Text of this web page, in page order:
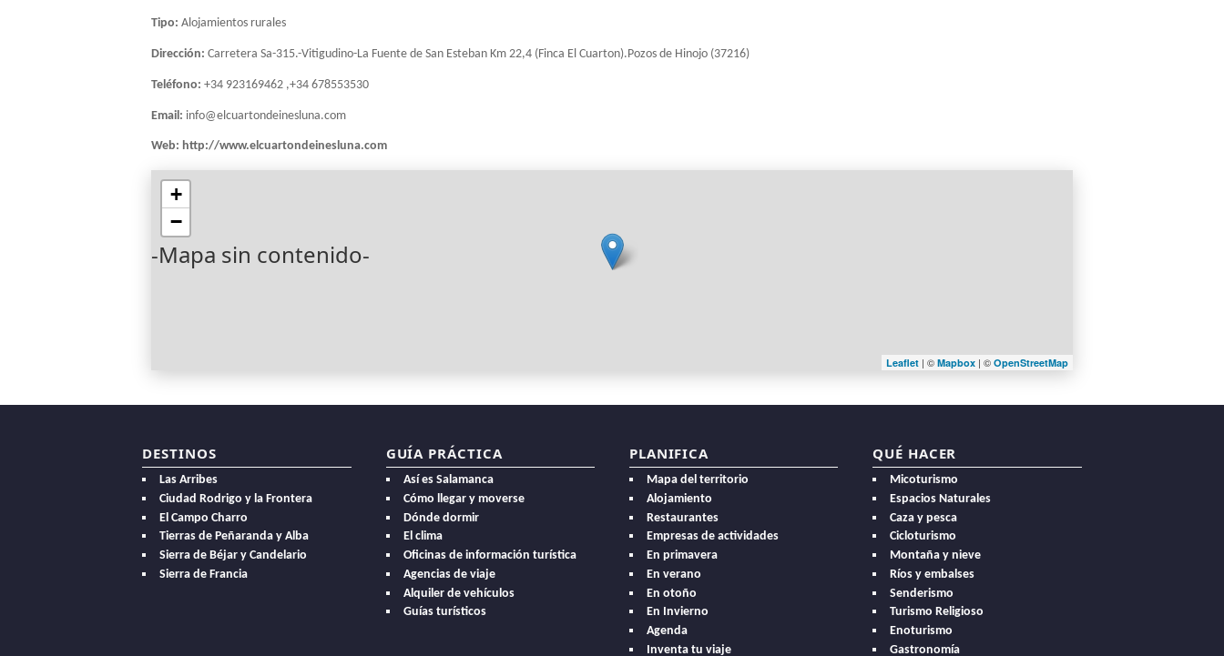
Tipo: Alojamientos rurales
Dirección: Carretera Sa-315.-Vitigudino-La Fuente de San Esteban Km 22,4 (Finca El Cuarton).Pozos de Hinojo (37216)
Teléfono: +34 923169462 ,+34 678553530
Email: info@elcuartondeinesluna.com
Web: http://www.elcuartondeinesluna.com
-Mapa sin contenido-
+
−
Leaflet | ©Mapbox | ©OpenStreetMap
DESTINOS
Las Arribes
Ciudad Rodrigo y la Frontera
El Campo Charro
Tierras de Peñaranda y Alba
Sierra de Béjar y Candelario
Sierra de Francia
GUÍA PRÁCTICA
Así es Salamanca
Cómo llegar y moverse
Dónde dormir
El clima
Oficinas de información turística
Agencias de viaje
Alquiler de vehículos
Guías turísticos
PLANIFICA
Mapa del territorio
Alojamiento
Restaurantes
Empresas de actividades
En primavera
En verano
En otoño
En Invierno
Agenda
Inventa tu viaje
QUÉ HACER
Micoturismo
Espacios Naturales
Caza y pesca
Cicloturismo
Montaña y nieve
Ríos y embalses
Senderismo
Turismo Religioso
Enoturismo
Gastronomía